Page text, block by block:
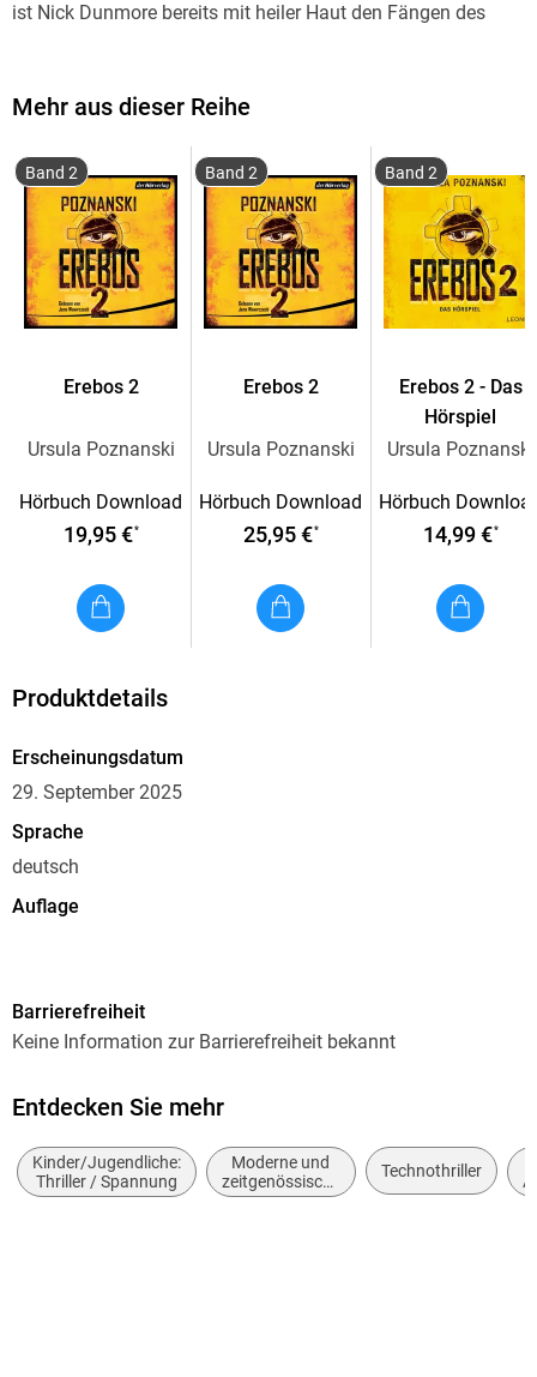
ist Nick Dunmore bereits mit heiler Haut den Fängen des
erneut als Dunkelelf Sarius die Welt von Erebos betreten. Er
wissen, was genau es ist, das sie finden sollen. Die Zeichen,
die Erebos ihnen zukommen lässt, sind schwer zu deuten;
statt bei der Lösung des Rätsels zu helfen, verwirren sie Nick
nur noch mehr. Doch das Spiel lässt keine Zweifel
aufkommen: Es geht um Leben und Tod. Wessen Leben?
Darauf gibt Erebos keine Antwort. Als Nick endlich begreift,
Kann auch ohne Kenntnis der Vorgängerbände »Erebos« und
»Erebos 2« gehört werden.
Ungekürzte Lesung mit Jens Wawrczeck
12h 58min
Mehr aus dieser Reihe
Band 2
Erebos 2
Ursula Poznanski
Hörbuch Download
19,95 €*
Band 2
Erebos 2
Ursula Poznanski
Hörbuch Download
25,95 €*
Band 2
Erebos 2 - Das
Hörspiel
Ursula Poznanski
Hörbuch
14,99 €*
Produktdetails
Erscheinungsdatum
29. September 2025
Sprache
deutsch
Auflage
Ungekürzt
Dateigröße
778 Minuten
Altersempfehlung
Barrierefreiheit
Keine Information zur Barrierefreiheit bekannt
Entdecken Sie mehr
Kinder/Jugendliche:
Thriller / Spannung
Moderne und
zeitgenössische
Belletristik:
Technothriller